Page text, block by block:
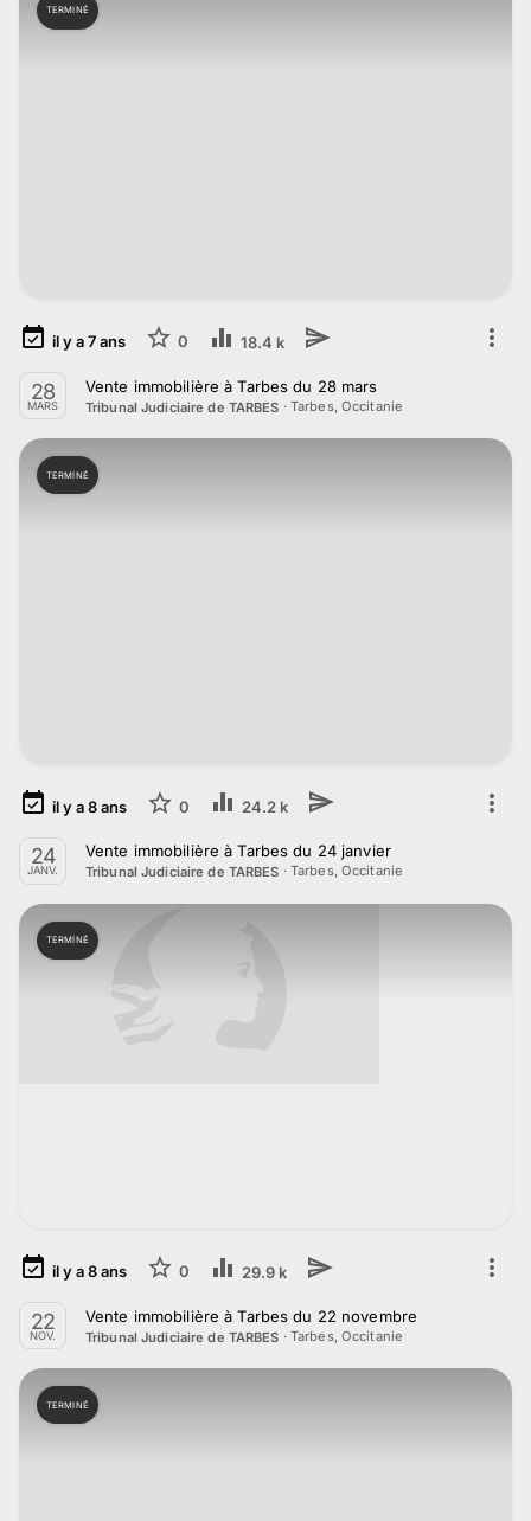
TERMINÉ
il y a7ans 0 18.4 k
28
MARS
Vente immobilière à Tarbes du 28 mars
Tribunal Judiciaire de TARBES · Tarbes, Occitanie
TERMINÉ
il y a8ans 0 24.2 k
24
JANV.
Vente immobilière à Tarbes du 24 janvier
Tribunal Judiciaire de TARBES · Tarbes, Occitanie
TERMINÉ
il y a8ans 0 29.9 k
22
NOV.
Vente immobilière à Tarbes du 22 novembre
Tribunal Judiciaire de TARBES · Tarbes, Occitanie
TERMINÉ